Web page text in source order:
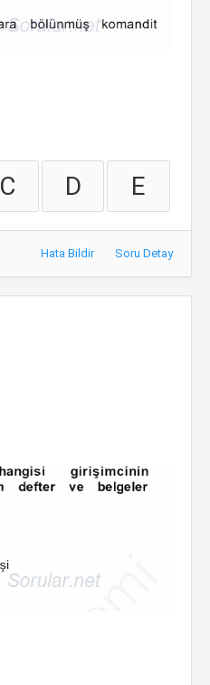
C D E
Hata Bildir Soru Detay